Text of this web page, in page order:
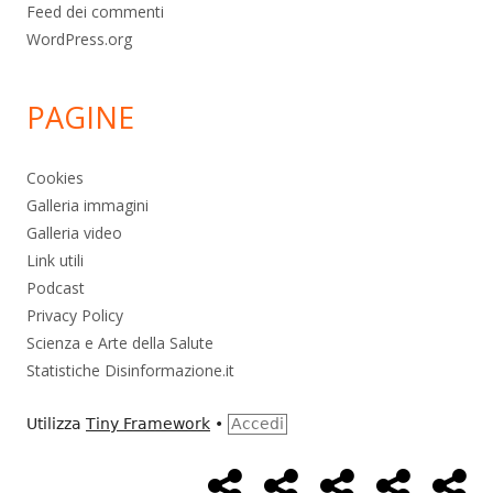
Feed dei commenti
WordPress.org
PAGINE
Cookies
Galleria immagini
Galleria video
Link utili
Podcast
Privacy Policy
Scienza e Arte della Salute
Statistiche Disinformazione.it
Utilizza Tiny Framework • Accedi
MenùHome
Alimentazione
AmbienteBambini